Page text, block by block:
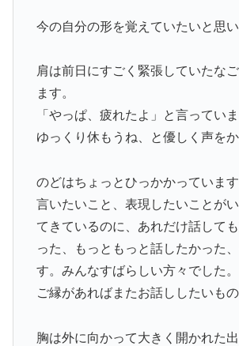
今の自分の形を覚えていたいと思い
肩は前日にすごく緊張していたな
ます。
「やっぱ、疲れたよ」と言っていま
ゆっくり休もうね、と優しく声をか
のどはちょっとひっかかっています
言いたいこと、表現したいことが
てきているのに、あれだけ話して
った、もっともっと話したかった
す。みんなすばらしい方々でした。
ご縁があればまたお話ししたいもの
胸は外に向かって大きく開かれた